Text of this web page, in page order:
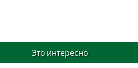
Это интересно